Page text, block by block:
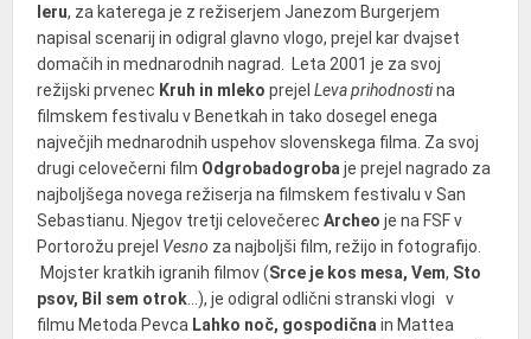
leru, za katerega je z režiserjem Janezom Burgerjem
napisal scenarij in odigral glavno vlogo, prejel kar dvajset
domačih in mednarodnih nagrad. Leta 2001 je za svoj
režijski prvenec Kruh in mleko prejelLeva prihodnostina
filmskem festivalu v Benetkah in tako dosegel enega
največjih mednarodnih uspehov slovenskega filma. Za svoj
drugi celovečerni film Odgrobadogrobaje prejel nagrado za
najboljšega novega režiserja na filmskem festivalu v San
Sebastianu. Njegov tretji celovečerecArcheo je na FSF v
Portorožu prejel Vesno za najboljši film, režijo in fotografijo.
Mojster kratkih igranih filmov (Srce je kos mesa, Vem, Sto
psov, Bil sem otrok …), je odigral odlični stranski vlogi v
filmu Metoda Pevca Lahko noč, gospodičnain Mattea